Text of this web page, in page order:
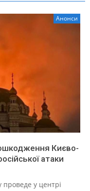
Анонси
Києво-
атаки
проведе у центрі